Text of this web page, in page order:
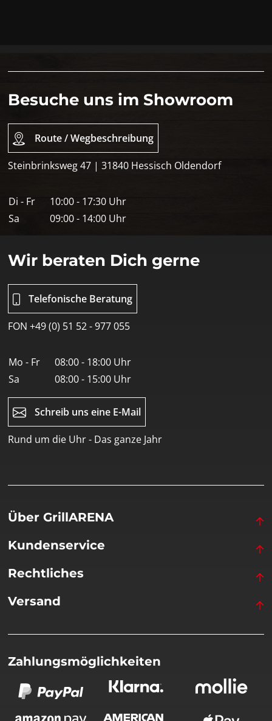
Besuche uns im Showroom
Route / Wegbeschreibung
Steinbrinksweg 47 | 31840 Hessisch Oldendorf
Di - Fr
10:00 - 17:30 Uhr
Sa
09:00 - 14:00 Uhr
Wir beraten Dich gerne
Telefonische Beratung
FON +49 (0) 51 52 - 977 055
Mo - Fr
08:00 - 18:00 Uhr
Sa
08:00 - 15:00 Uhr
Schreib uns eine E-Mail
Rund um die Uhr - Das ganze Jahr
Über GrillARENA
Kundenservice
Rechtliches
Versand
Zahlungsmöglichkeiten